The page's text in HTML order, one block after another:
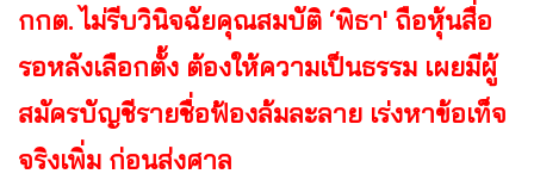
กกต. ไม่รีบวินิจฉัยคุณสมบัติ ‘พิธา' ถือหุ้นสื่อ
รอหลังเลือกตั้ง ต้องให้ความเป็นธรรม เผยมีผู้
สมัครบัญชีรายชื่อฟ้องล้มละลาย เร่งหาข้อเท็จ
จริงเพิ่ม ก่อนส่งศาล